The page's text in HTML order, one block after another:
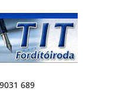
689